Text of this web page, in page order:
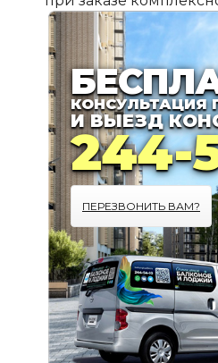
КОНСУЛЬТАЦИЯ
И ВЫЕЗД
244-
ПЕРЕЗВОНИТЬ ВАМ?